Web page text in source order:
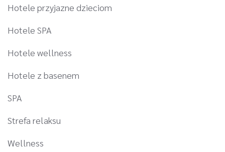
Hotele przyjazne dzieciom
Hotele SPA
Hotele wellness
Hotele z basenem
SPA
Strefa relaksu
Wellness